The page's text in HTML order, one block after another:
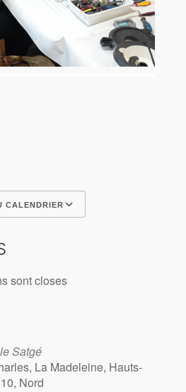
CALENDRIER
sont closes
Satgé
La Madeleine, Hauts-
Nord